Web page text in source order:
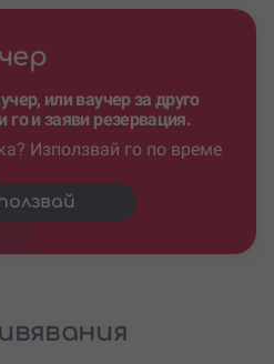
или ваучер за друго
и заяви резервация.
Използвай го по време